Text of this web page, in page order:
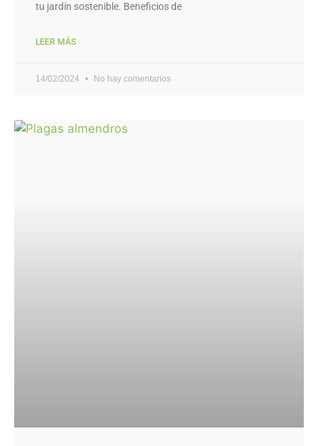
tu jardín sostenible. Beneficios de
LEER MÁS
14/02/2024 No hay comentarios